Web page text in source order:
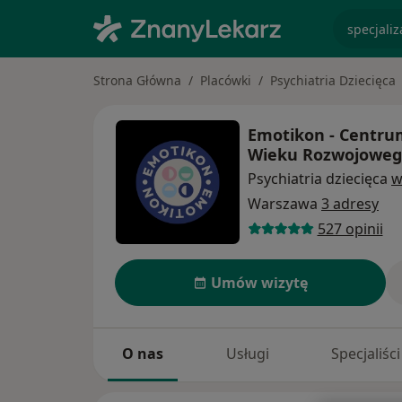
Strona Główna Placówki Psychiatria Dziecięca
Emotikon -
Wieku
Psychiatria dziecięca
Warszawa 3 adresy
527 opinii
Umów wizytę
O nas Usługi Specjaliści